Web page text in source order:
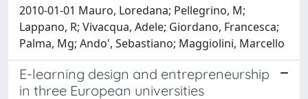
2010-01-01 Mauro, Loredana; Pellegrino, M;
Lappano, R; Vivacqua, Adele; Giordano, Francesca;
Palma, Mg; Ando', Sebastiano; Maggiolini, Marcello
E-learning design and entrepreneurship
in three European universities